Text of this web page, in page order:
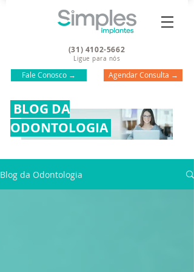
(31) 4102-5662
Ligue para nós
Fale Conosco → Agendar Consulta →
BLOG DA
ODONTOLOGIA
Blog da Odontologia